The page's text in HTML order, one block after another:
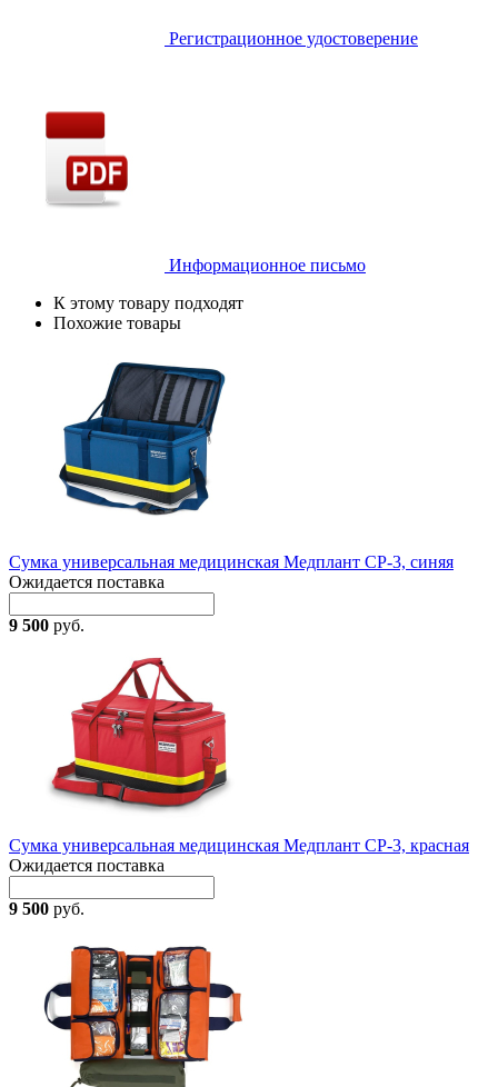
Регистрационное удостоверение
Информационное письмо
К этому товару подходят
Похожие товары
Сумка универсальная медицинская Медплант СР-3, синяя
Ожидается поставка
9 500 руб.
Сумка универсальная медицинская Медплант СР-3, красная
Ожидается поставка
9 500 руб.